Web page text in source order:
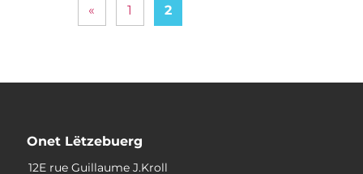
« 1 2
Onet Lëtzebuerg
12E rue Guillaume J.Kroll